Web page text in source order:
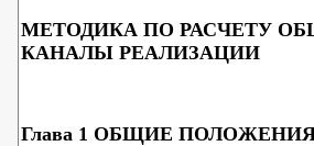
МЕТОДИКА ПО РАСЧЕТУ
КАНАЛЫ РЕАЛИЗАЦИИ
Глава 1 ОБЩИЕ